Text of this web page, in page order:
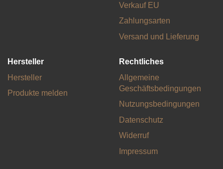
Verkauf EU
Zahlungsarten
Versand und Lieferung
Hersteller
Hersteller
Produkte melden
Rechtliches
Allgemeine
Geschäftsbedingungen
Nutzungsbedingungen
Datenschutz
Widerruf
Impressum